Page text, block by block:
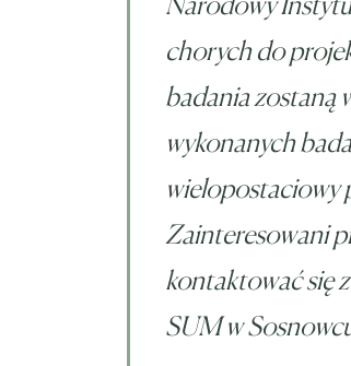
chorych do
badania zostaną
wykonanych
wielopostaciowy
Zainteresowani
kontaktować się
SUM w